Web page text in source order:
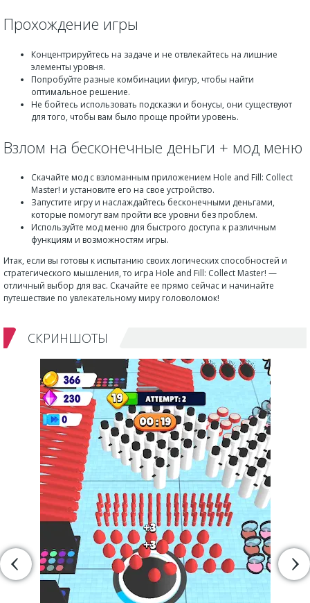
Прохождение игры
Концентрируйтесь на задаче и не отвлекайтесь на лишние
элементы уровня.
Попробуйте разные комбинации фигур, чтобы найти
оптимальное решение.
Не бойтесь использовать подсказки и бонусы, они существуют
для того, чтобы вам было проще пройти уровень.
Взлом на бесконечные деньги + мод меню
Скачайте мод с взломанным приложением Hole and Fill: Collect
Master! и установите его на свое устройство.
Запустите игру и наслаждайтесь бесконечными деньгами,
которые помогут вам пройти все уровни без проблем.
Используйте мод меню для быстрого доступа к различным
функциям и возможностям игры.
Итак, если вы готовы к испытанию своих логических способностей и
стратегического мышления, то игра Hole and Fill: Collect Master! —
отличный выбор для вас. Скачайте ее прямо сейчас и начинайте
путешествие по увлекательному миру головоломок!
СКРИНШОТЫ